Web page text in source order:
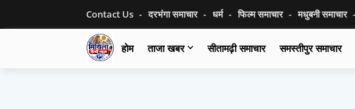
Contact Us दरभंगा समाचार धर्म फिल्म समाचार मधुबनी समाचार
होम ताजा खबर सीतामढ़ी समाचार समस्तीपुर समाचार